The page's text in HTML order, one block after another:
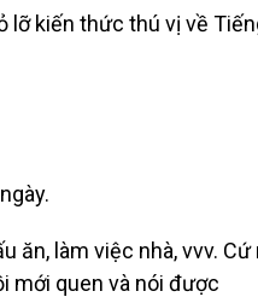
lỡ kiến thức thú vị về
ăn, làm việc nhà, vvv.
mới quen và nói được